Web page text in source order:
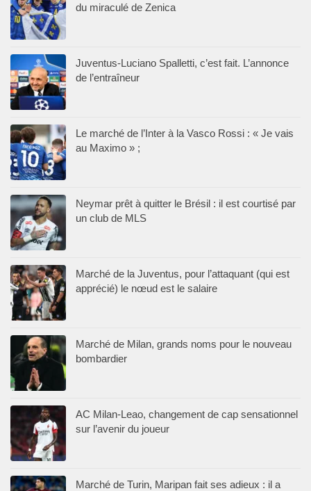
du miraculé de Zenica
Juventus-Luciano Spalletti, c’est fait. L’annonce
de l’entraîneur
Le marché de l’Inter à la Vasco Rossi : « Je vais
au Maximo » ;
Neymar prêt à quitter le Brésil : il est courtisé par
un club de MLS
Marché de la Juventus, pour l’attaquant (qui est
apprécié) le nœud est le salaire
Marché de Milan, grands noms pour le nouveau
bombardier
AC Milan-Leao, changement de cap sensationnel
sur l’avenir du joueur
Marché de Turin, Maripan fait ses adieux : il a